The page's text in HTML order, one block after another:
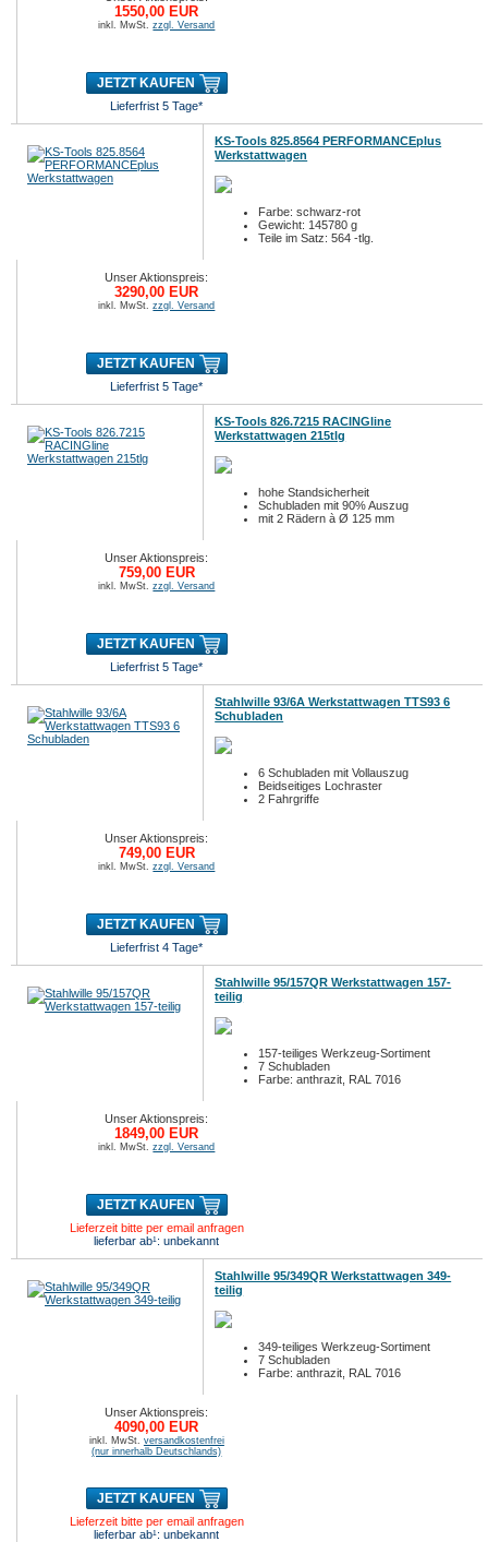
1550,00 EUR
inkl. MwSt.zzgl. Versand
JETZT KAUFEN
Lieferfrist 5 Tage*
KS-Tools 825.8564 PERFORMANCEplus
Werkstattwagen
Farbe: schwarz-rot
Gewicht: 145780 g
Teile im Satz: 564 -tlg.
Unser Aktionspreis:
3290,00 EUR
inkl. MwSt.zzgl. Versand
JETZT KAUFEN
Lieferfrist 5 Tage*
KS-Tools 826.7215 RACINGline
Werkstattwagen 215tlg
hohe Standsicherheit
Schubladen mit 90% Auszug
mit 2 Rädern à Ø 125 mm
Unser Aktionspreis:
759,00 EUR
inkl. MwSt.zzgl. Versand
JETZT KAUFEN
Lieferfrist 5 Tage*
Stahlwille 93/6A Werkstattwagen TTS93 6
Schubladen
6 Schubladen mit Vollauszug
Beidseitiges Lochraster
2 Fahrgriffe
Unser Aktionspreis:
749,00 EUR
inkl. MwSt.zzgl. Versand
JETZT KAUFEN
Lieferfrist 4 Tage*
Stahlwille 95/157QR Werkstattwagen 157-
teilig
157-teiliges Werkzeug-Sortiment
7 Schubladen
Farbe: anthrazit, RAL 7016
Unser Aktionspreis:
1849,00 EUR
inkl. MwSt.zzgl. Versand
JETZT KAUFEN
Lieferzeit bitte per email anfragen
lieferbar ab¹: unbekannt
Stahlwille 95/349QR Werkstattwagen 349-
teilig
349-teiliges Werkzeug-Sortiment
7 Schubladen
Farbe: anthrazit, RAL 7016
Unser Aktionspreis:
4090,00 EUR
inkl. MwSt. versandkostenfrei
(nur innerhalb Deutschlands)
JETZT KAUFEN
Lieferzeit bitte per email anfragen
lieferbar ab¹: unbekannt